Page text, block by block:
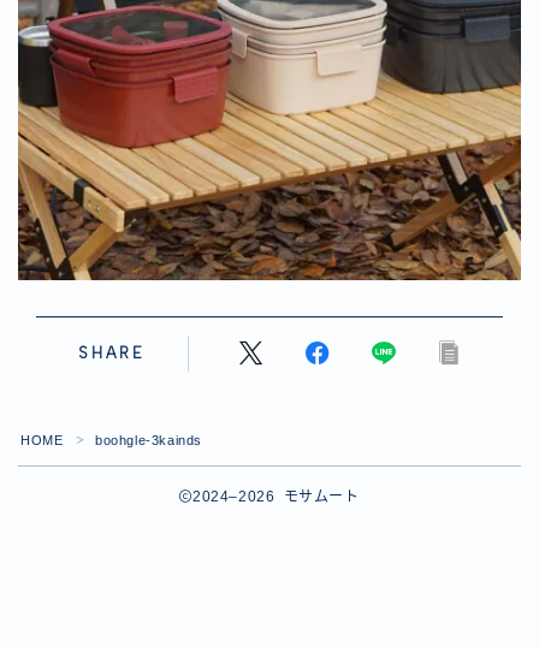
SHARE
HOME ＞ boohgle-3kainds
2024–2026 モサムート